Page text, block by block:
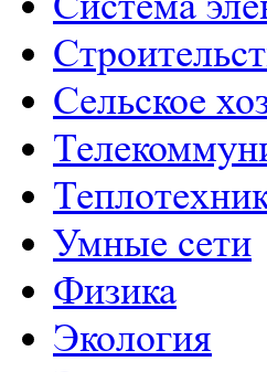
Сельское
Умные сети
Физика
Экология